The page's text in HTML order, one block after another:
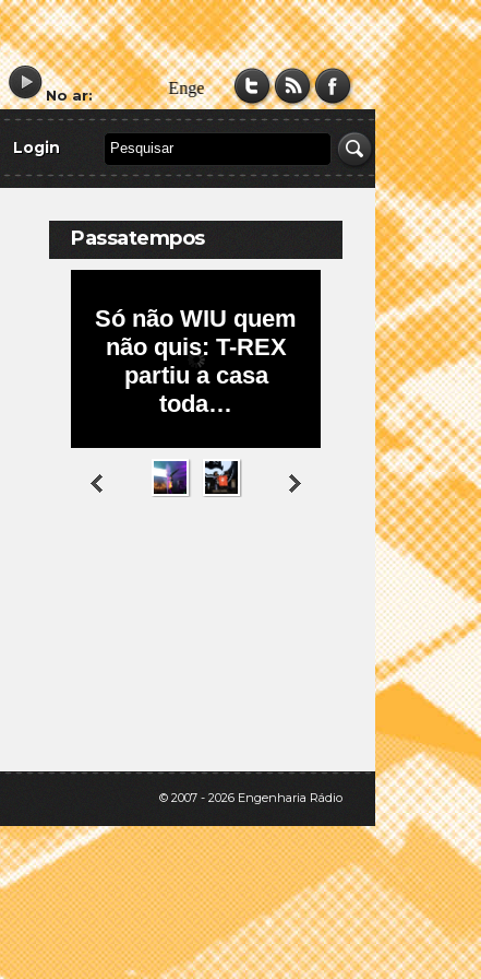
No ar:
Login
Passatempos
© 2007 - 2026 Engenharia Rádio